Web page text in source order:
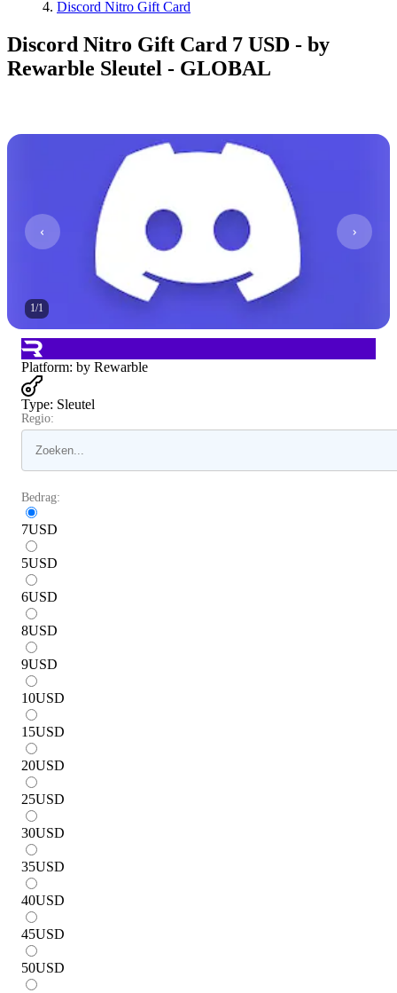
Discord Nitro Gift Card
Discord Nitro Gift Card 7 USD - by
Rewarble Sleutel - GLOBAL
1/1
Platform: by Rewarble
Type: Sleutel
Regio:
Bedrag:
7USD
5USD
6USD
8USD
9USD
10USD
15USD
20USD
25USD
30USD
35USD
40USD
45USD
50USD